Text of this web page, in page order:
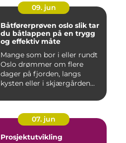
09. jun
Båtførerprøven oslo slik tar
du båtlappen på en trygg
og effektiv måte
Mange som bor i eller rundt
Oslo drømmer om flere
dager på fjorden, langs
kysten eller i skjærgården...
07. jun
Prosjektutvikling